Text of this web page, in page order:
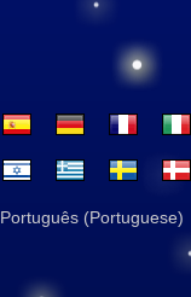
Português (Portuguese)